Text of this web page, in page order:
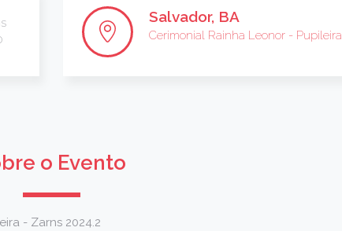
Salvador, BA
Cerimonial Rainha Leonor - Pupileira
o Evento
- Zarns 2024.2